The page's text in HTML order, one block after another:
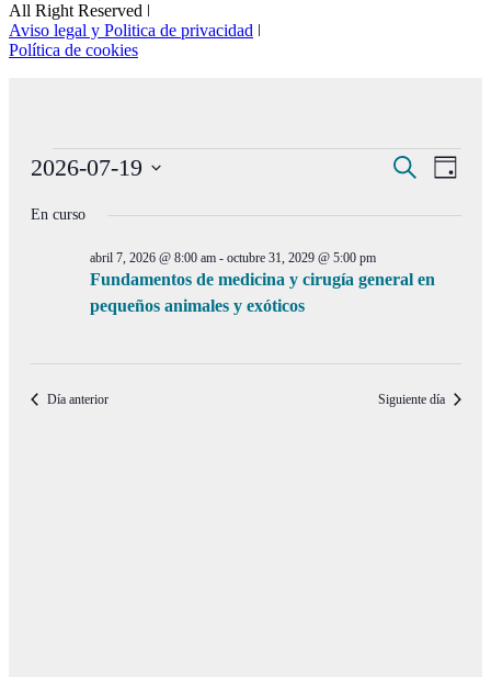
All Right Reserved ǀ
Aviso legal y Politica de privacidad ǀ
Política de cookies
Eventos
julio
búsqueda
vistas
Buscar
de
vistas
Día
2026-07-19
la
En curso
Fundamentos de medicina y cirugía general en
pequeños animales y exóticos
abril 7, 2026 @ 8:00 am- octubre 31, 2029 @ 5:00 pm
Día anterior Siguiente día